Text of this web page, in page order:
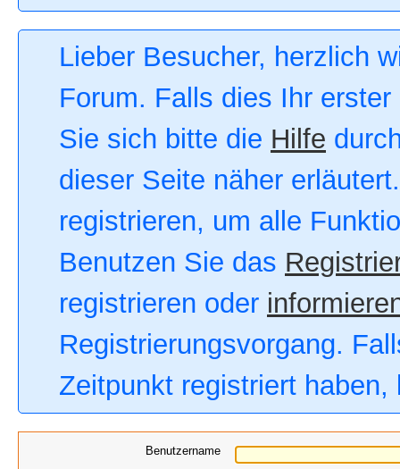
Lieber Besucher, herzlich
Forum. Falls dies Ihr
Sie sich bitte die Hilfe
dieser Seite näher
registrieren, um alle
Benutzen Sie das
registrieren oder
Registrierungsvorgang.
Zeitpunkt registriert
Benutzername